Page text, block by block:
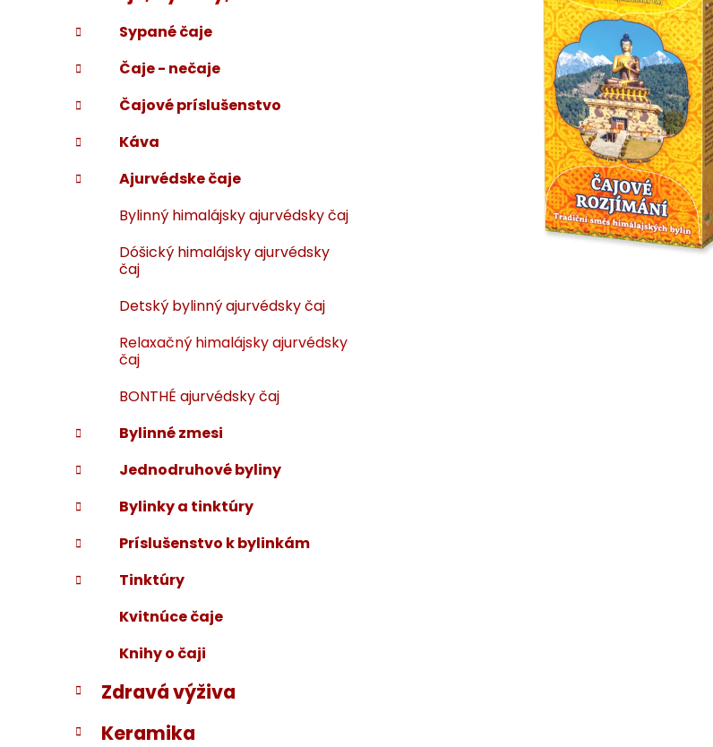
a
n
l
i
Sypané čaje
Čaje - nečaje
Čajové príslušenstvo
Káva
Ajurvédske čaje
Bylinný himalájsky ajurvédsky čaj
Dóšický himalájsky ajurvédsky
čaj
Detský bylinný ajurvédsky čaj
Relaxačný himalájsky ajurvédsky
čaj
BONTHÉ ajurvédsky čaj
Bylinné zmesi
Jednodruhové byliny
Bylinky a tinktúry
Príslušenstvo k bylinkám
Tinktúry
Kvitnúce čaje
Knihy o čaji
Zdravá výživa
Keramika